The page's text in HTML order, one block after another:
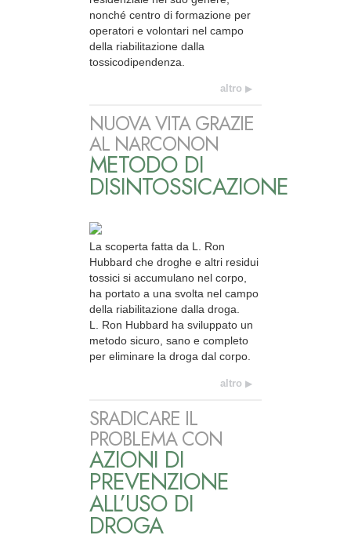
nonché centro di formazione per
operatori e volontari nel campo
della riabilitazione dalla
tossicodipendenza.
altro
NUOVA VITA GRAZIE
AL NARCONON
METODO DI
DISINTOSSICAZIONE
La scoperta fatta da L. Ron
Hubbard che droghe e altri residui
tossici si accumulano nel corpo,
ha portato a una svolta nel campo
della riabilitazione dalla droga.
L. Ron Hubbard ha sviluppato un
metodo sicuro, sano e completo
per eliminare la droga dal corpo.
altro
SRADICARE IL
PROBLEMA CON
AZIONI DI
PREVENZIONE
ALL’USO DI
DROGA